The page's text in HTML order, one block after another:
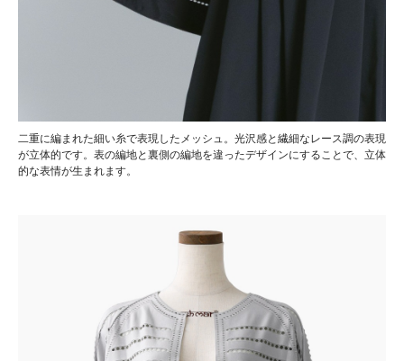
二重に編まれた細い糸で表現したメッシュ。光沢感と繊細なレース調の表現
が立体的です。表の編地と裏側の編地を違ったデザインにすることで、立体
的な表情が生まれます。